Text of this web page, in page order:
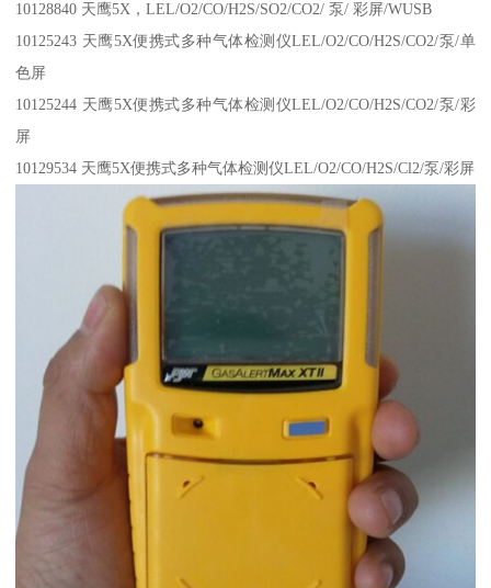
10128840 天鹰5X，LEL/O2/CO/H2S/SO2/CO2/ 泵/ 彩屏/WUSB
10125243 天鹰5X便携式多种气体检测仪LEL/O2/CO/H2S/CO2/泵/单
色屏
10125244 天鹰5X便携式多种气体检测仪LEL/O2/CO/H2S/CO2/泵/彩
屏
10129534 天鹰5X便携式多种气体检测仪LEL/O2/CO/H2S/Cl2/泵/彩屏